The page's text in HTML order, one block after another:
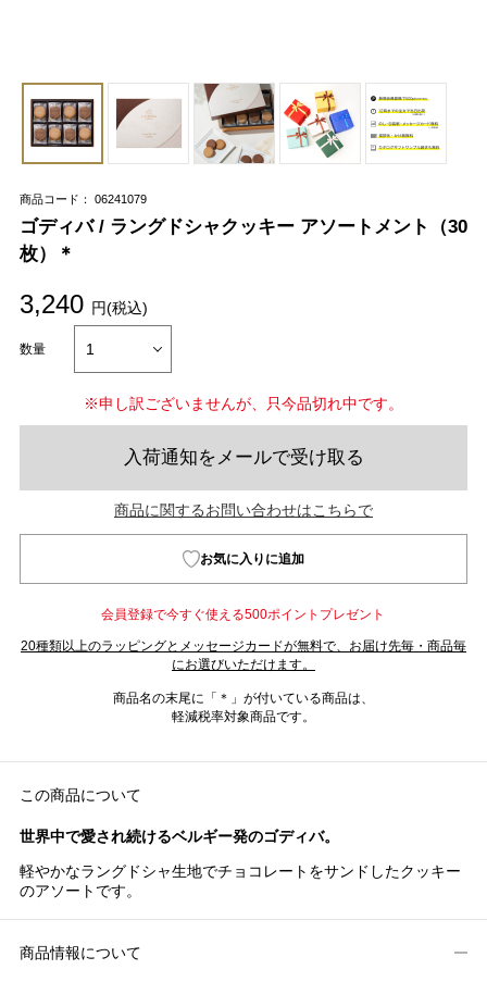
商品コード： 06241079
ゴディバ / ラングドシャクッキー アソートメント（30
枚）＊
3,240 円(税込)
数量
※申し訳ございませんが、只今品切れ中です。
入荷通知をメールで受け取る
商品に関するお問い合わせはこちらで
お気に入りに追加
会員登録で今すぐ使える500ポイントプレゼント
20種類以上のラッピングとメッセージカードが無料で、お届け先毎・商品毎
にお選びいただけます。
商品名の末尾に「＊」が付いている商品は、
軽減税率対象商品です。
この商品について
世界中で愛され続けるベルギー発のゴディバ。
軽やかなラングドシャ生地でチョコレートをサンドしたクッキー
のアソートです。
商品情報について